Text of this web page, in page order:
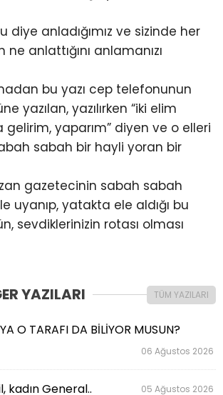
diye anladığımız ve sizinde her
ne anlattığını anlamanızı
bu yazı cep telefonunun
yazılan, yazılırken “iki elim
yaparım” diyen ve o elleri
sabah bir hayli yoran bir
gazetecinin sabah sabah
uyanıp, yatakta ele aldığı bu
sevdiklerinizin rotası olması
YAZILARI TÜM YAZILARI
O TARAFI DA BİLİYOR MUSUN?
06 Ağustos 2026
kadın General.. 05 Ağustos 2026